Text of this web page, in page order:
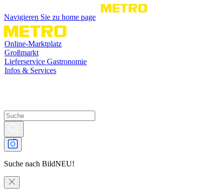
Navigieren Sie zu home page
Online-Marktplatz
Großmarkt
Lieferservice Gastronomie
Infos & Services
Suche nach BildNEU!